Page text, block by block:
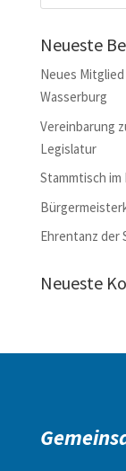
Neueste
Neues
Wasserburg
Vereinbarung
Legislatur
Stammtisch im
Ehrentanz der
Neueste